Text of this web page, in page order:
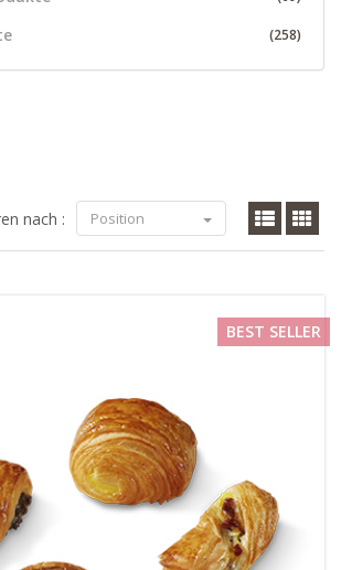
(258)
nach : Position
BEST SELLER